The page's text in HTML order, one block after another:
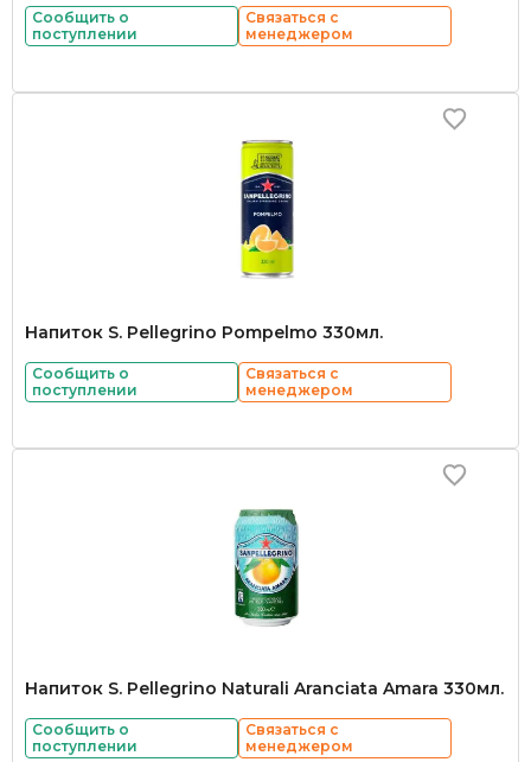
Сообщить о
поступлении
Связаться с
менеджером
Напиток S. Pellegrino Pompelmo 330мл.
Сообщить о
поступлении
Связаться с
менеджером
Напиток S. Pellegrino Naturali Aranciata Amara 330мл.
Сообщить о
поступлении
Связаться с
менеджером